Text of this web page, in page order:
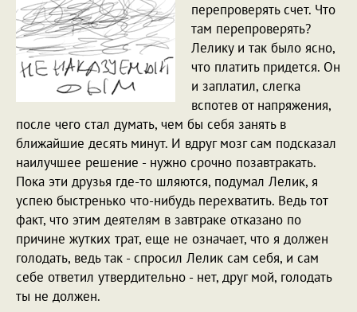
перепроверять счет. Что
там перепроверять?
Лелику и так было ясно,
что платить придется. Он
и заплатил, слегка
вспотев от напряжения,
после чего стал думать, чем бы себя занять в
ближайшие десять минут. И вдруг мозг сам подсказал
наилучшее решение - нужно срочно позавтракать.
Пока эти друзья где-то шляются, подумал Лелик, я
успею быстренько что-нибудь перехватить. Ведь тот
факт, что этим деятелям в завтраке отказано по
причине жутких трат, еще не означает, что я должен
голодать, ведь так - спросил Лелик сам себя, и сам
себе ответил утвердительно - нет, друг мой, голодать
ты не должен.